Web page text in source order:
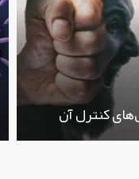
کنترل آن